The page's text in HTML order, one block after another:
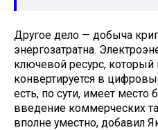
Другое дело — добыча
энергозатратна.
ключевой ресурс, который
конвертируется в
есть, по сути, имеет место
введение коммерческих
вполне уместно, добавил